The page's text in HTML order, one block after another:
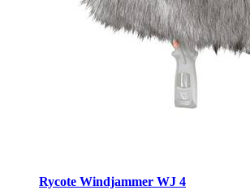
Rycote Windjammer WJ 4